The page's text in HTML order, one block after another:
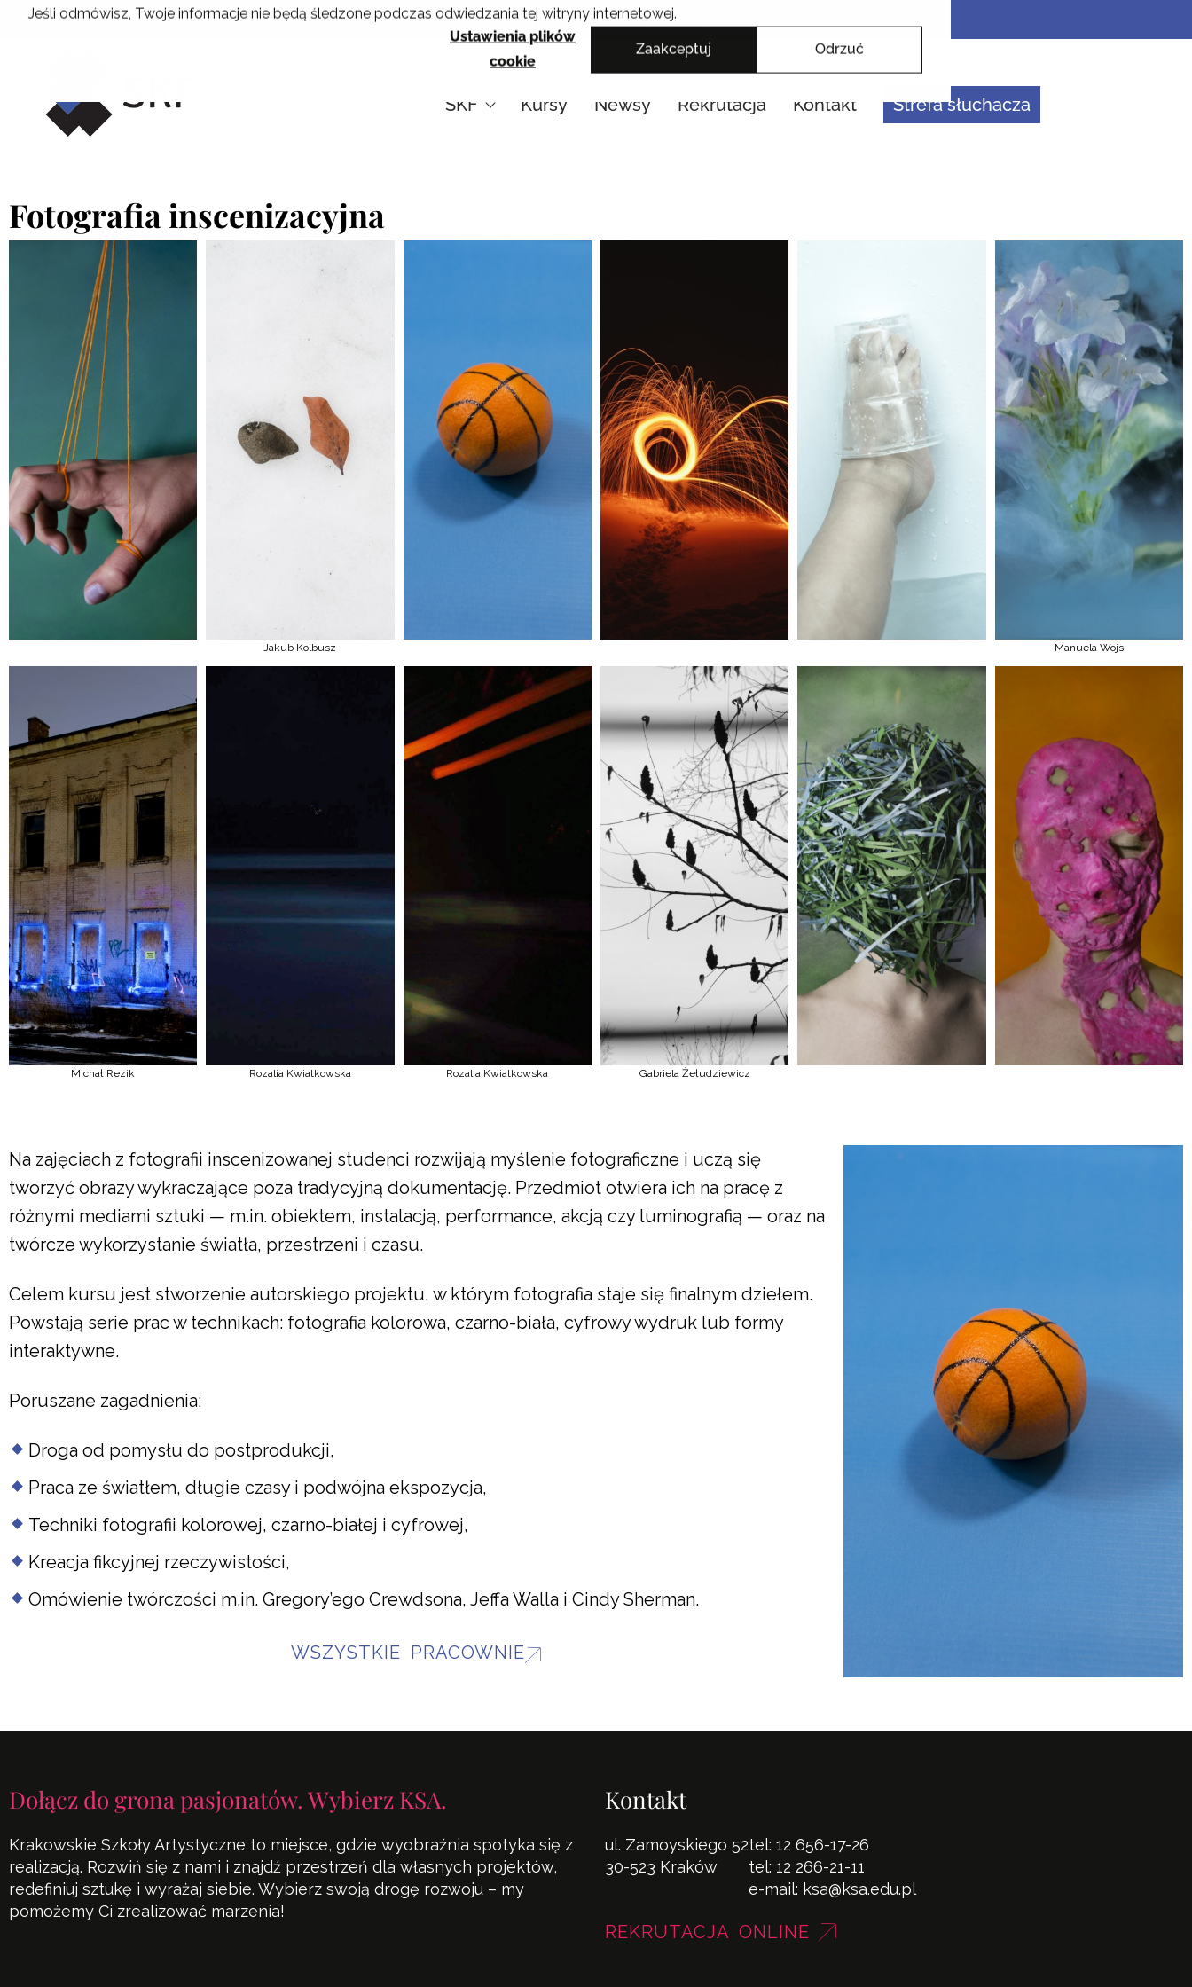
Jeśli odmówisz, Twoje informacje nie będą śledzone podczas odwiedzania tej witryny internetowej.
Ustawienia plików
cookie
Zaakceptuj Odrzuć
Przejdź
Krakowskie Szkoły Artystyczne
SKF Kursy Newsy Rekrutacja Kontakt Strefa słuchacza
Fotografia inscenizacyjna
Jakub Kolbusz Manuela Wojs
Michał Rezik Rozalia Kwiatkowska Rozalia Kwiatkowska Gabriela Żełudziewicz
Na zajęciach z fotografii inscenizowanej studenci rozwijają myślenie fotograficzne i uczą się
tworzyć obrazy wykraczające poza tradycyjną dokumentację. Przedmiot otwiera ich na pracę z
różnymi mediami sztuki — m.in. obiektem, instalacją, performance, akcją czy luminografią — oraz na
twórcze wykorzystanie światła, przestrzeni i czasu.
Celem kursu jest stworzenie autorskiego projektu, w którym fotografia staje się finalnym dziełem.
Powstają serie prac w technikach: fotografia kolorowa, czarno-biała, cyfrowy wydruk lub formy
interaktywne.
Poruszane zagadnienia:
Droga od pomysłu do postprodukcji,
Praca ze światłem, długie czasy i podwójna ekspozycja,
Techniki fotografii kolorowej, czarno-białej i cyfrowej,
Kreacja fikcyjnej rzeczywistości,
Omówienie twórczości m.in. Gregory’ego Crewdsona, Jeffa Walla i Cindy Sherman.
WSZYSTKIE PRACOWNIE
Dołącz do grona pasjonatów. Wybierz KSA.
Krakowskie Szkoły Artystyczne to miejsce, gdzie wyobraźnia spotyka się z
realizacją. Rozwiń się z nami i znajdź przestrzeń dla własnych projektów,
redefiniuj sztukę i wyrażaj siebie. Wybierz swoją drogę rozwoju – my
pomożemy Ci zrealizować marzenia!
Kontakt
ul. Zamoyskiego 52
30-523 Kraków
tel: 12 656-17-26
tel: 12 266-21-11
e-mail: ksa@ksa.edu.pl
REKRUTACJA ONLINE